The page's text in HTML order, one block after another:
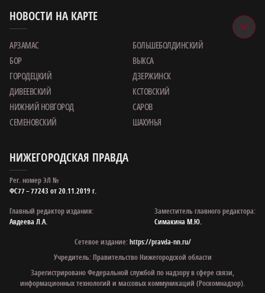
НОВОСТИ НА КАРТЕ
АРЗАМАС
БОЛЬШЕБОЛДИНСКИЙ
БОР
ВЫКСА
ГОРОДЕЦКИЙ
ДЗЕРЖИНСК
ДИВЕЕВСКИЙ
КСТОВСКИЙ
НИЖНИЙ НОВГОРОД
САРОВ
СЕМЕНОВСКИЙ
ШАХУНЬЯ
НИЖЕГОРОДСКАЯ ПРАВДА
Рег. номер ЭЛ №
ФС77 – 77243 от 20.11.2019 г.
Главный редактор издания:
Авдеева Л.А.
Заместитель главного редактора:
Симакина М.Ю.
Сетевое издание:https://pravda-nn.ru/
Учредитель: Правительство Нижегородской области
Зарегистрировано Федеральной службой по надзору в сфере связи,
информационных технологий и массовых коммуникаций (Роскомнадзор).